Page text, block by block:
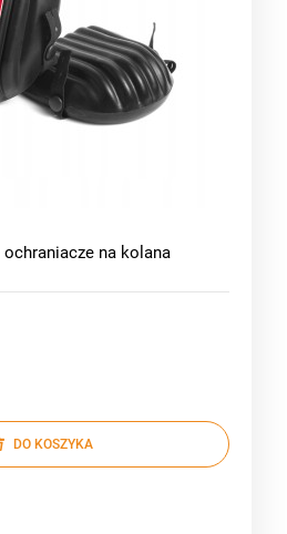
na kolana
DO KOSZYKA